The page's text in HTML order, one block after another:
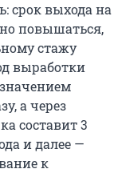
срок выхода на
повышаться,
стажу
выработки
а через
составит 3
и далее —
к